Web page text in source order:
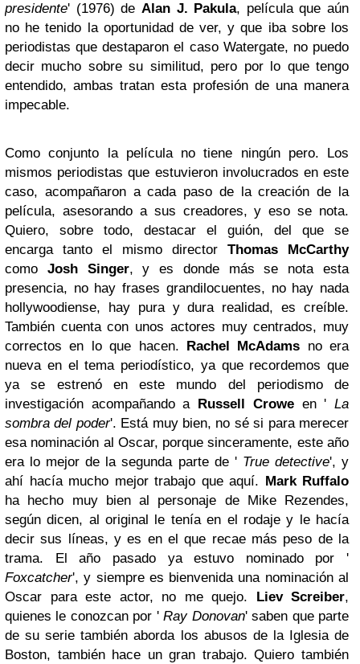
presidente' (1976) de Alan J. Pakula, película que aún
no he tenido la oportunidad de ver, y que iba sobre los
periodistas que destaparon el caso Watergate, no puedo
decir mucho sobre su similitud, pero por lo que tengo
entendido, ambas tratan esta profesión de una manera
impecable.
Como conjunto la película no tiene ningún pero. Los
mismos periodistas que estuvieron involucrados en este
caso, acompañaron a cada paso de la creación de la
película, asesorando a sus creadores, y eso se nota.
Quiero, sobre todo, destacar el guión, del que se
encarga tanto el mismo director Thomas McCarthy
como Josh Singer, y es donde más se nota esta
presencia, no hay frases grandilocuentes, no hay nada
hollywoodiense, hay pura y dura realidad, es creíble.
También cuenta con unos actores muy centrados, muy
correctos en lo que hacen. Rachel McAdams no era
nueva en el tema periodístico, ya que recordemos que
ya se estrenó en este mundo del periodismo de
investigación acompañando a Russell Croween 'La
sombra del poder'. Está muy bien, no sé si para merecer
esa nominación al Oscar, porque sinceramente, este año
era lo mejor de la segunda parte de ' True detective', y
ahí hacía mucho mejor trabajo que aquí. Mark Ruffalo
ha hecho muy bien al personaje de Mike Rezendes,
según dicen, al original le tenía en el rodaje y le hacía
decir sus líneas, y es en el que recae más peso de la
trama. El año pasado ya estuvo nominado por '
Foxcatcher', y siempre es bienvenida una nominación al
Oscar para este actor, no me quejo. Liev Screiber,
quienes le conozcan por 'Ray Donovan' saben que parte
de su serie también aborda los abusos de la Iglesia de
Boston, también hace un gran trabajo. Quiero también